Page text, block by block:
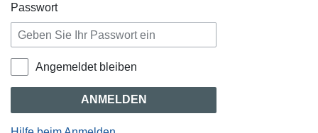
Passwort
Angemeldet bleiben
ANMELDEN